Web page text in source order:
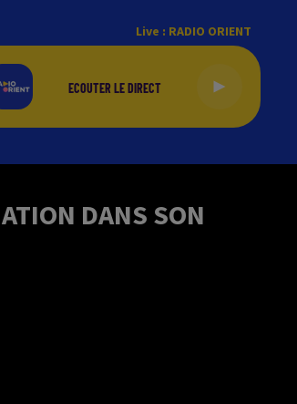
Live : RADIO ORIENT
DANS SON